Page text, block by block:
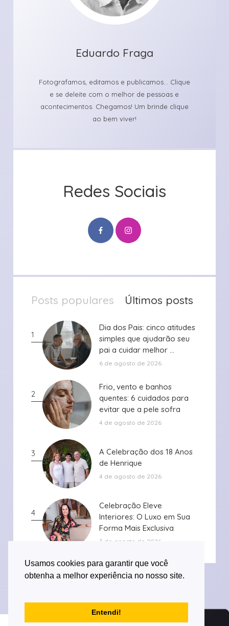
Usamos cookies para garantir que você
obtenha a melhor experiência no nosso site.
Entendi!
Eduardo Fraga
Fotografamos, editamos e publicamos... Clique
e se deleite com o melhor de pessoas e
acontecimentos. Chegamos! Um brinde clique
ao bem viver!
Redes Sociais
Posts populares Últimos posts
1
Dia dos Pais: cinco atitudes
simples que ajudarão seu
pai a cuidar melhor ...
Dia dos Pais: cinco atitudes
simples que ajudarão seu
pai a cuidar melhor ...
6 de agosto de 2026
2
Frio, vento e banhos
quentes: 6 cuidados para
evitar que a pele sofra
durante ...
Frio, vento e banhos
quentes: 6 cuidados para
evitar que a pele sofra
durante ...
4 de agosto de 2026
3
A Celebração dos 18 Anos
de Henrique
A Celebração dos 18 Anos
de Henrique
4 de agosto de 2026
4
Celebração Eleve
Interiores: O Luxo em Sua
Forma Mais Exclusiva
Celebração Eleve
Interiores: O Luxo em Sua
Forma Mais Exclusiva
3 de agosto de 2026